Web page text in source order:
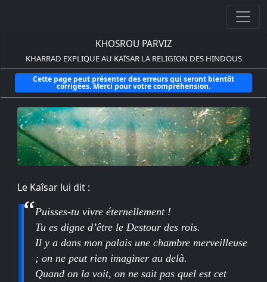
KHOSROU PARVIZ
KHARRAD EXPLIQUE AU KAÏSAR LA RELIGION DES HINDOUS
Cette page peut présenter des erreurs qui seront bientôt
corrigées. Merci pour votre compréhension.
Le Kaîsar lui dit :
Puisses-tu vivre éternellement !
Tu es digne d’être le Destour des rois.
Il y a dans mon palais une chambre merveilleuse
; on ne peut rien imaginer au delà.
Quand on la voit, on ne sait pas quel est cet